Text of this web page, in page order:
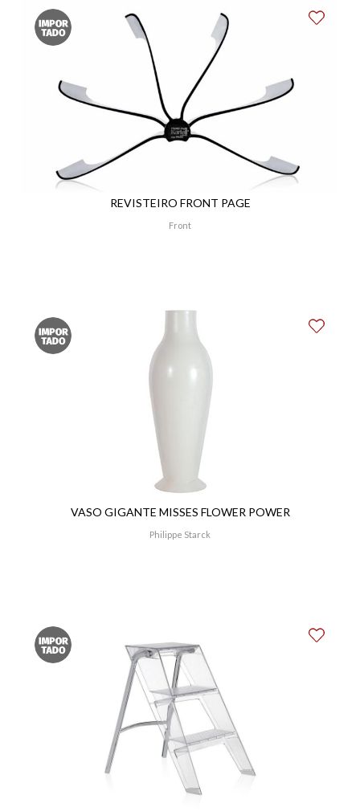
REVISTEIRO FRONT PAGE
Front
VASO GIGANTE MISSES FLOWER POWER
Philippe Starck